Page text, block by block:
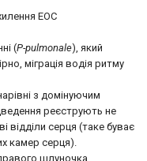
ЕОС
(P-pulmonale), який
міграція водія ритму
з домінуючим
реєструють не
відділи серця (таке буває
камер серця).
шлуночка